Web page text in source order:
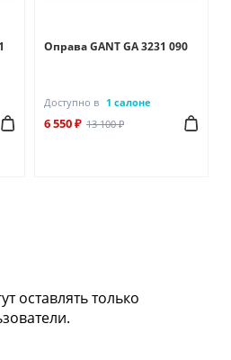
Оправа GANT GA 3231 090
Доступно в 1 салоне
6 550 ₽ 13 100 ₽
оставлять только